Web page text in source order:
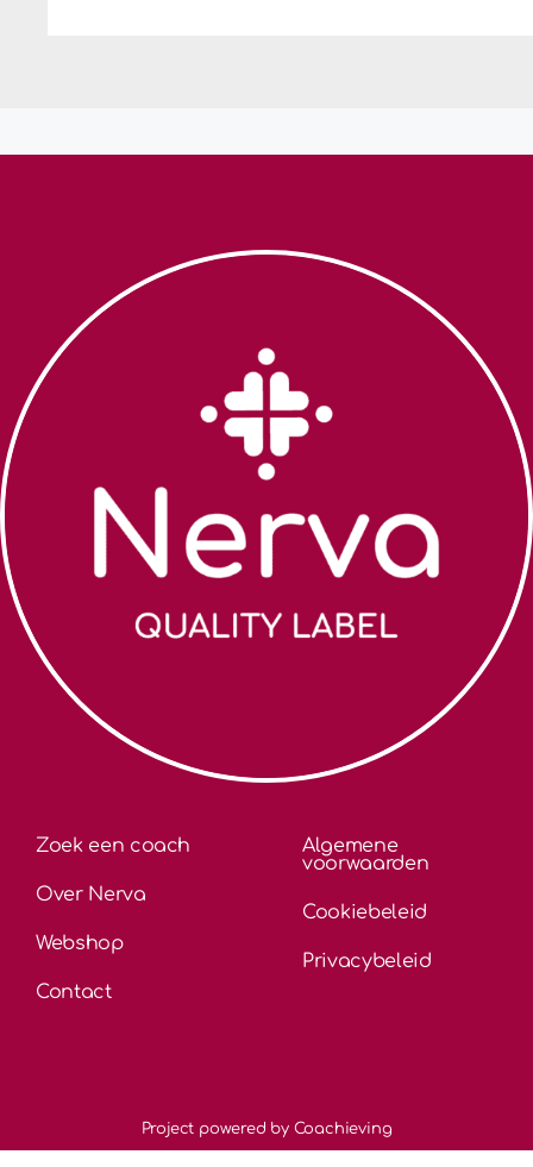
Zoek een coach
Over Nerva
Webshop
Contact
Algemene
voorwaarden
Cookiebeleid
Privacybeleid
Project powered by Coachieving